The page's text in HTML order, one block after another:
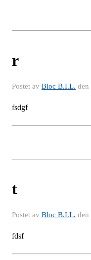
r
Postet av Bloc B.I.L. den
fsdgf
t
Postet av Bloc B.I.L. den
fdsf